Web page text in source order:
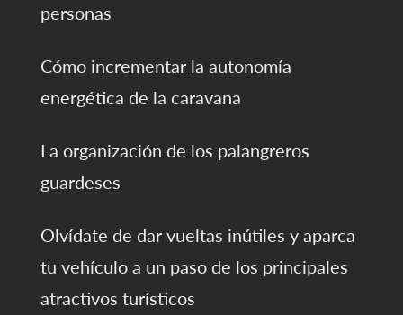
personas
Cómo incrementar la autonomía
energética de la caravana
La organización de los palangreros
guardeses
Olvídate de dar vueltas inútiles y aparca
tu vehículo a un paso de los principales
atractivos turísticos